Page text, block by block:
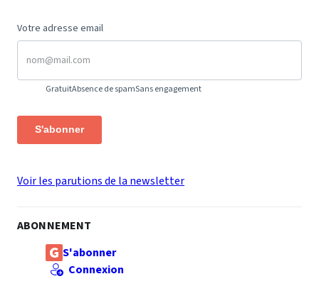
Votre adresse email
GratuitAbsence de spamSans engagement
S'abonner
Voir les parutions de la newsletter
ABONNEMENT
S'abonner
Connexion